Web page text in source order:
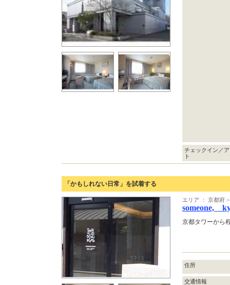
チェックイン／
ト
「かもしれない日常」を試着する
エリア ： 京都府
someone,
京都タワーから
住所
交通情報